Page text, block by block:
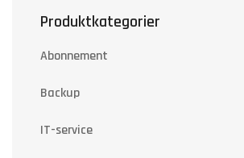
Produktkategorier
Abonnement
Backup
IT-service